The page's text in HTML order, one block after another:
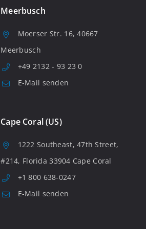
Meerbusch
Moerser Str. 16, 40667
Meerbusch
+49 2132 - 93 23 0
E-Mail senden
Cape Coral (US)
1222 Southeast, 47th Street,
#214, Florida 33904 Cape Coral
+1 800 638-0247
E-Mail senden